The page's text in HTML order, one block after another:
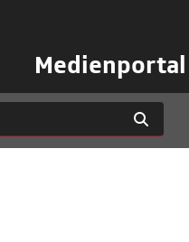
Medienportal